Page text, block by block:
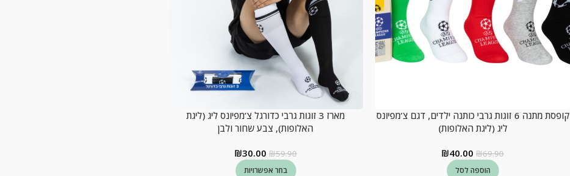
קופסת מתנה 6 זוגות גרבי כותנה ילדים, דגם צ’מפיונס
ליג (ליגת האלופות)
₪69.90
₪40.00
הוספה לסל
מארז 3 זוגות גרבי כדורגל צ’מפיונס ליג (ליגת
האלופות), צבע שחור ולבן
₪59.90
₪30.00
בחר אפשרויות